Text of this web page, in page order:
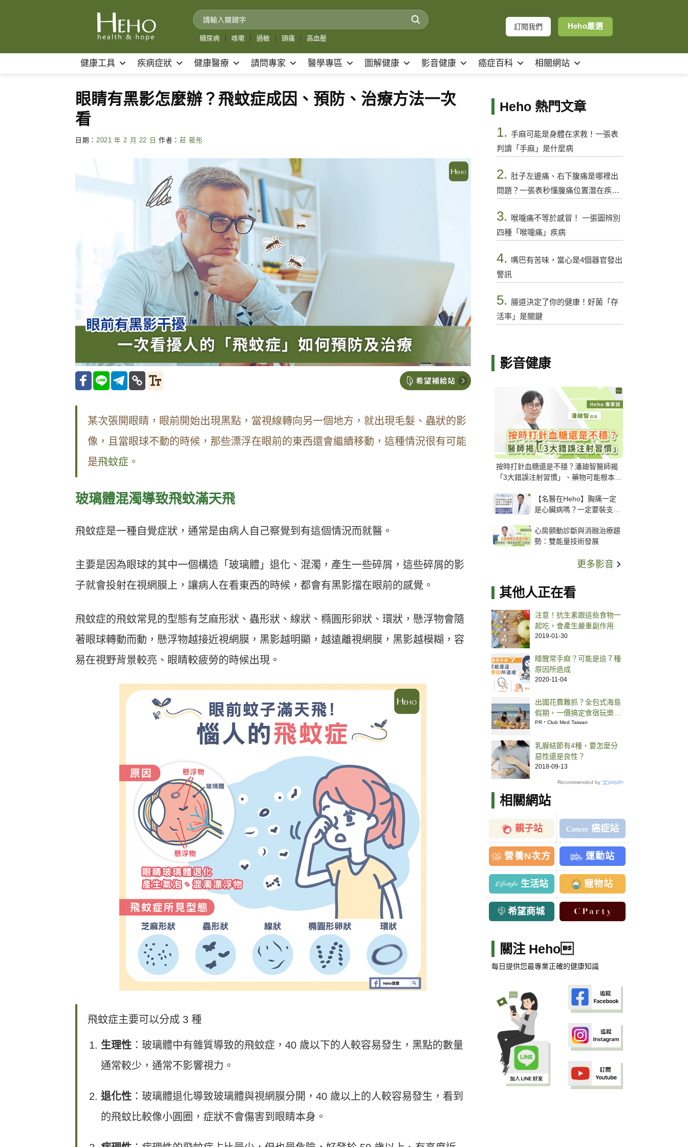
糖尿病 咳嗽 過敏 頭痛 高血壓
訂閱我們 Heho嚴選
健康工具 疾病症狀 健康醫療 請問專家 醫學專區 圖解健康 影音健康 癌症百科 相關網站
眼睛有黑影怎麼辦？飛蚊症成因、預防、治療方法一次
看
日期： 2021 年 2 月 22 日 作者： 莊 筱彤
某次張開眼睛，眼前開始出現黑點，當視線轉向另一個地方，就出現毛髮、蟲狀的影
像，且當眼球不動的時候，那些漂浮在眼前的東西還會繼續移動，這種情況很有可能
是飛蚊症 。
玻璃體混濁導致飛蚊滿天飛
飛蚊症是一種自覺症狀，通常是由病人自己察覺到有這個情況而就醫。
主要是因為眼球的其中一個構造「玻璃體」退化、混濁，產生一些碎屑，這些碎屑的影
子就會投射在視網膜上，讓病人在看東西的時候，都會有黑影擋在眼前的感覺。
飛蚊症的飛蚊常見的型態有芝麻形狀、蟲形狀、線狀、橢圓形卵狀、環狀，懸浮物會隨
著眼球轉動而動，懸浮物越接近視網膜，黑影越明顯，越遠離視網膜，黑影越模糊，容
易在視野背景較亮、眼睛較疲勞的時候出現。
飛蚊症主要可以分成 3 種
生理性 ：玻璃體中有雜質導致的飛蚊症，40 歲以下的人較容易發生，黑點的數量
通常較少，通常不影響視力。
退化性 ：玻璃體退化導致玻璃體與視網膜分開，40 歲以上的人較容易發生，看到
的飛蚊比較像小圓圈，症狀不會傷害到眼睛本身。
Heho 熱門文章
1. 手麻可能是身體在求救！一張表
判讀「手麻」是什麼病
2. 肚子左邊痛、右下腹痛是哪裡出
問題？一張表秒懂腹痛位置潛在疾病
3.
喉嚨痛不等於感冒！ 一張圖辨別
四種「喉嚨痛」疾病
4. 嘴巴有苦味，當心是4個器官發出
警訊
5. 腸道決定了你的健康！好菌「存
活率」是關鍵
影音健康
按時打針血糖還是不穩？潘廸智醫師揭
「3大錯誤注射習慣」、藥物可能根本沒
【名醫在Heho】胸痛一定
是心臟病嗎？一定要裝支
解析支架種類、風險與選擇
關鍵
心房顫動診斷與消融治療趨
勢：雙能量技術發展
更多影音
其他人正在看
注意！抗生素跟這些食物一
起吃，會產生嚴重副作用
2019-01-30
睡醒常手麻？可能是這７種
原因所造成
2020-11-04
出國花費難抓？全包式海島
假期，一價搞定食宿玩樂，
省錢更省心！
PR・Club Med Taiwan
乳腺結節有4種，要怎麼分
惡性還是良性？
2018-09-13
Recommended by
相關網站
親子站 癌症站
營養N次方 運動站
生活站 寵物站
希望商城
關注 Heho
每日提供您最專業正確的健康知識